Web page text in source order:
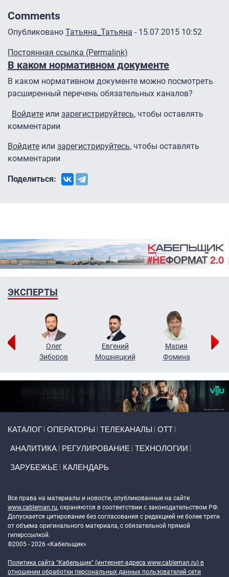
Comments
Опубликовано Татьяна_Татьяна - 15.07.2015 10:52
Постоянная ссылка (Permalink)
В каком нормативном документе
В каком нормативном документе можно посмотреть
расширенный перечень обязательных каналов?
Войдите или зарегистрируйтесь, чтобы оставлять
комментарии
Войдите или зарегистрируйтесь, чтобы оставлять
комментарии
Поделиться:
ЭКСПЕРТЫ
Олег
Зиборов
Евгений
Мошняцкий
Мария
Фомина
КАТАЛОГ ОПЕРАТОРЫ ТЕЛЕКАНАЛЫ ОТТ
АНАЛИТИКА РЕГУЛИРОВАНИЕ ТЕХНОЛОГИИ
ЗАРУБЕЖЬЕ КАЛЕНДАРЬ
Все права на материалы и новости, опубликованные на сайте
www.cableman.ru, охраняются в соответствии с законодательством РФ.
Допускается цитирование без согласования с редакцией не более трети
от объема оригинального материала, с обязательной прямой
гиперссылкой.
©2005 - 2026 «Кабельщик»
Политика сайта "Кабельщик" (интернет-адреса www.cableman.ru) в
отношении обработки персональных данных пользователей сети